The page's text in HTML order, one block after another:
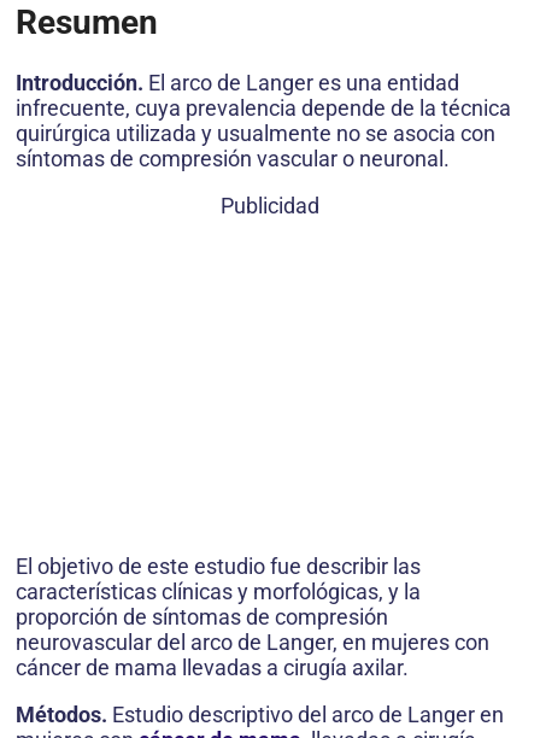
Resumen
Introducción. El arco de Langer es una entidad
infrecuente, cuya prevalencia depende de la técnica
quirúrgica utilizada y usualmente no se asocia con
síntomas de compresión vascular o neuronal.
Publicidad
El objetivo de este estudio fue describir las
características clínicas y morfológicas, y la
proporción de síntomas de compresión
neurovascular del arco de Langer, en mujeres con
cáncer de mama llevadas a cirugía axilar.
Métodos. Estudio descriptivo del arco de Langer en